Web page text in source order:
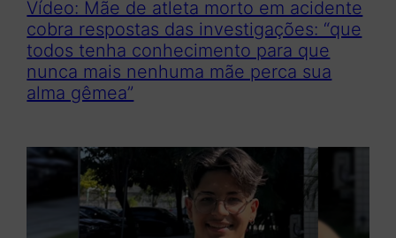
Vídeo: Mãe de atleta morto em acidente
cobra respostas das investigações: “que
todos tenha conhecimento para que
nunca mais nenhuma mãe perca sua
alma gêmea”